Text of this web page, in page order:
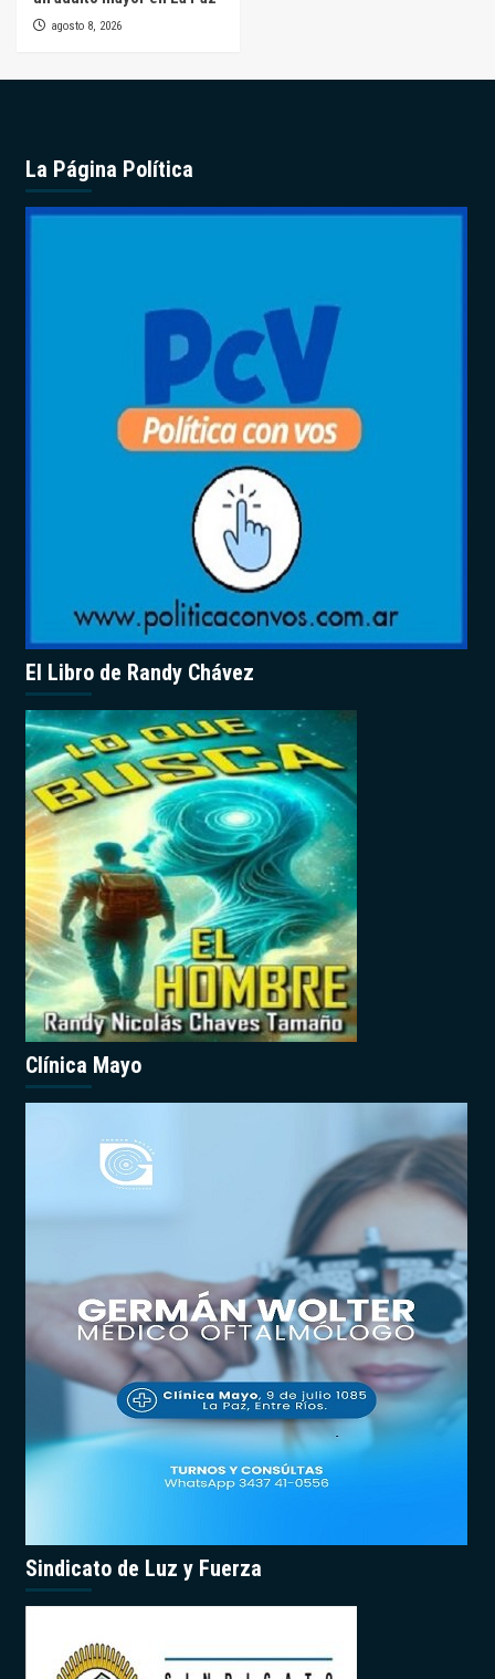
agosto 8, 2026
La Página Política
El Libro de Randy Chávez
Clínica Mayo
Sindicato de Luz y Fuerza